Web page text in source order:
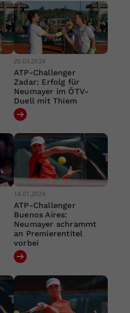
20.03.2024
ATP-Challenger
Zadar: Erfolg für
Neumayer im ÖTV-
Duell mit Thiem
14.01.2024
ATP-Challenger
Buenos Aires:
Neumayer schrammt
an Premierentitel
vorbei